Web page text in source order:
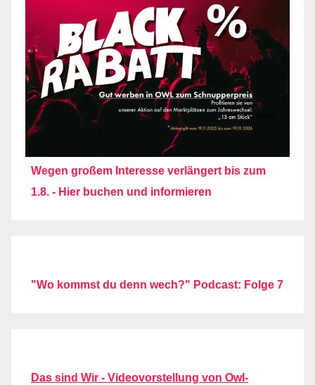
Wegen großem Interesse verlängert bis zum
1.8. - Hier buchen und informieren
"Wo kommst du denn wech?" Podcast: Folge 7
Das sind Wir - Videovorstellung von Owl-